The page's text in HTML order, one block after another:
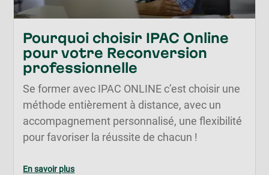
Pourquoi choisir IPAC Online
pour votre Reconversion
professionnelle
Se former avec IPAC ONLINE c’est choisir une
méthode entièrement à distance, avec un
accompagnement personnalisé, une flexibilité
pour favoriser la réussite de chacun !
En savoir plus